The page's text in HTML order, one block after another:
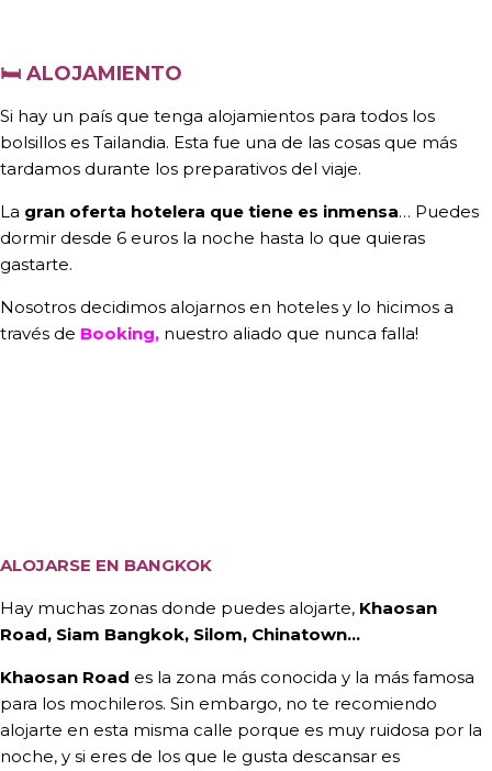
🛏 ALOJAMIENTO
Si hay un país que tenga alojamientos para todos los
bolsillos es Tailandia. Esta fue una de las cosas que más
tardamos durante los preparativos del viaje.
La gran oferta hotelera que tiene es inmensa… Puedes
dormir desde 6 euros la noche hasta lo que quieras
gastarte.
Nosotros decidimos alojarnos en hoteles y lo hicimos a
través de Booking, nuestro aliado que nunca falla!
ALOJARSE EN BANGKOK
Hay muchas zonas donde puedes alojarte, Khaosan
Road, Siam Bangkok, Silom, Chinatown…
Khaosan Road es la zona más conocida y la más famosa
para los mochileros. Sin embargo, no te recomiendo
alojarte en esta misma calle porque es muy ruidosa por la
noche, y si eres de los que le gusta descansar es